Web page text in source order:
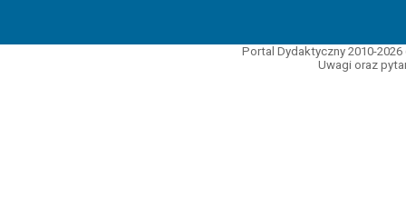
Portal Dydaktyczny 2010-
Uwagi oraz